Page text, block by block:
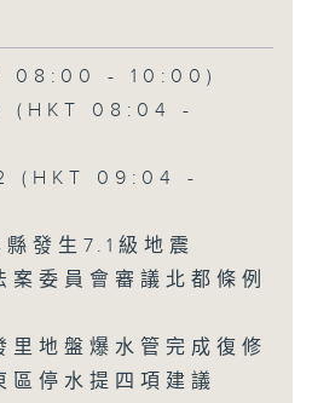
08:00 - 10:00)
(HKT 08:04 -
(HKT 09:04 -
發生7.1級地震
委員會審議北都條例
地盤爆水管完成復修
停水提四項建議